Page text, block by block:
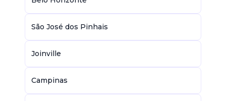
São José dos Pinhais
Joinville
Campinas